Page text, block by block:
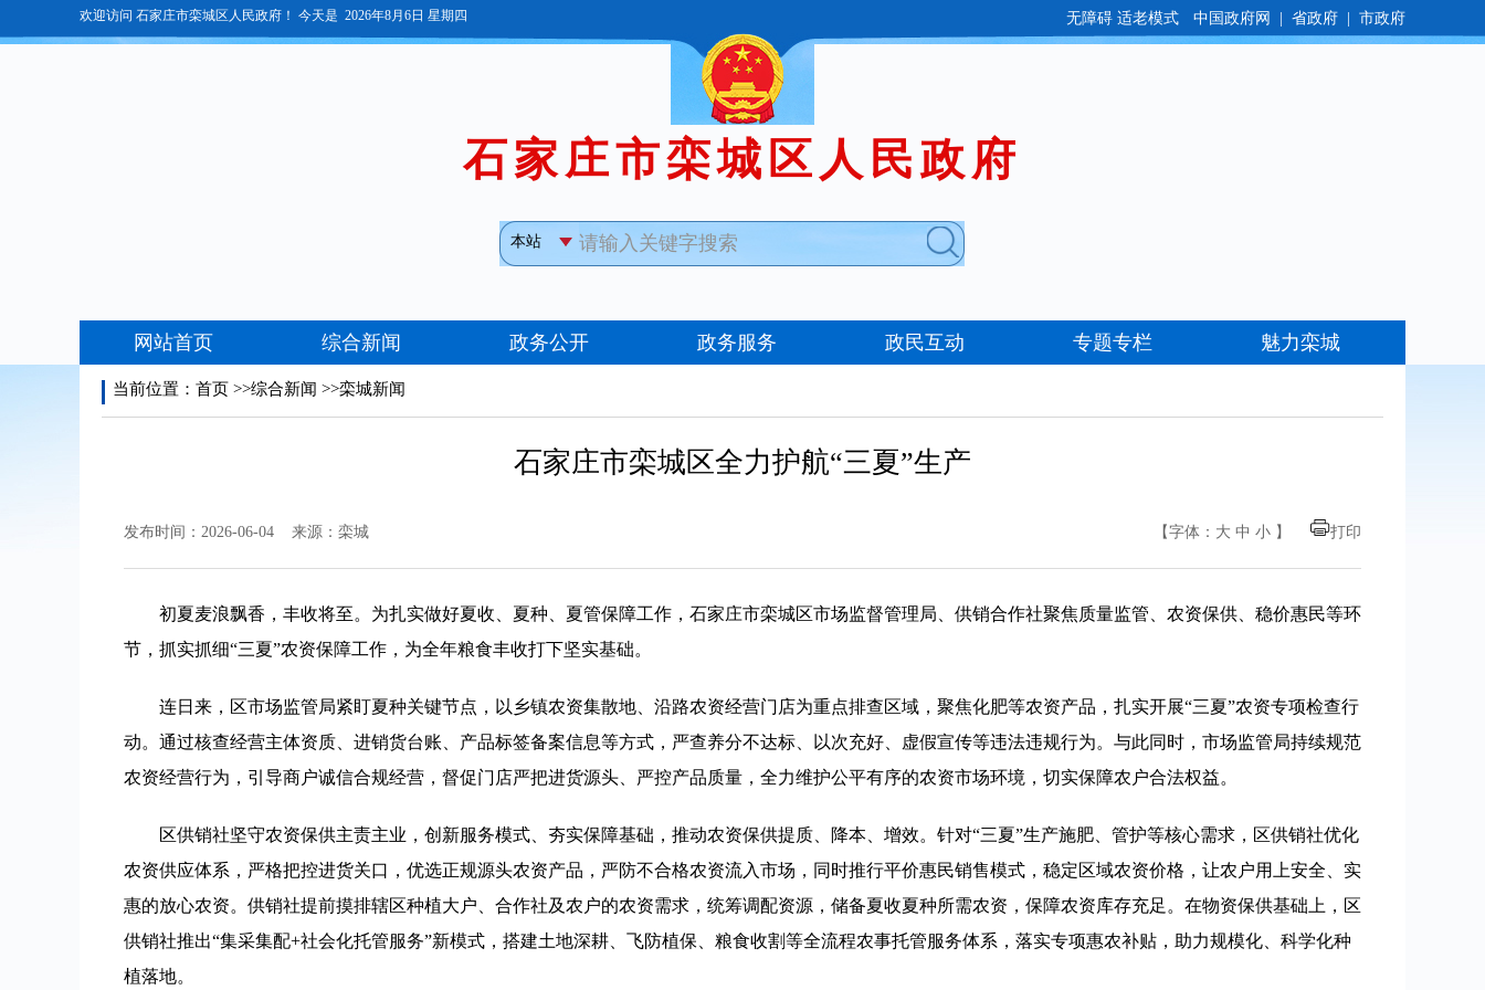
无障碍 适老模式
当前位置： 首页 >>综合新闻 >>栾城新闻
石家庄市栾城区全力护航“三夏”生产
发布时间：2026-06-04 来源：栾城 【字体： 大 中 小 】 打印
初夏麦浪飘香，丰收将至。为扎实做好夏收、夏种、夏管保障工作，石家庄市栾城区市场监督管理局、供销合作社聚焦质量监管、农资保供、稳价惠民等环
节，抓实抓细“三夏”农资保障工作，为全年粮食丰收打下坚实基础。
连日来，区市场监管局紧盯夏种关键节点，以乡镇农资集散地、沿路农资经营门店为重点排查区域，聚焦化肥等农资产品，扎实开展“三夏”农资专项检查行
动。通过核查经营主体资质、进销货台账、产品标签备案信息等方式，严查养分不达标、以次充好、虚假宣传等违法违规行为。与此同时，市场监管局持续规范
农资经营行为，引导商户诚信合规经营，督促门店严把进货源头、严控产品质量，全力维护公平有序的农资市场环境，切实保障农户合法权益。
区供销社坚守农资保供主责主业，创新服务模式、夯实保障基础，推动农资保供提质、降本、增效。针对“三夏”生产施肥、管护等核心需求，区供销社优化
农资供应体系，严格把控进货关口，优选正规源头农资产品，严防不合格农资流入市场，同时推行平价惠民销售模式，稳定区域农资价格，让农户用上安全、实
惠的放心农资。供销社提前摸排辖区种植大户、合作社及农户的农资需求，统筹调配资源，储备夏收夏种所需农资，保障农资库存充足。在物资保供基础上，区
供销社推出“集采集配+社会化托管服务”新模式，搭建土地深耕、飞防植保、粮食收割等全流程农事托管服务体系，落实专项惠农补贴，助力规模化、科学化种
植落地。